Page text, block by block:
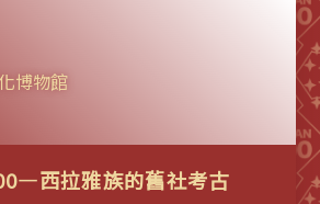
博物館
西拉雅族的舊社考古